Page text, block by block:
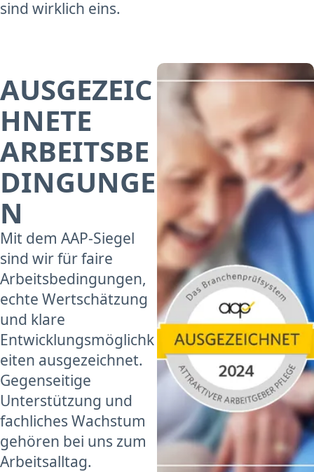
sind wirklich eins.
AUSGEZEIC
HNETE
ARBEITSBE
DINGUNGE
N
Mit dem AAP-Siegel
sind wir für faire
Arbeitsbedingungen,
echte Wertschätzung
und klare
Entwicklungsmöglichk
eiten ausgezeichnet.
Gegenseitige
Unterstützung und
fachliches Wachstum
gehören bei uns zum
Arbeitsalltag.